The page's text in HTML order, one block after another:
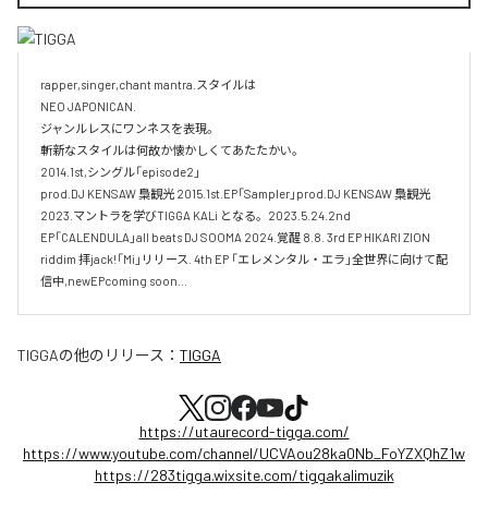
rapper,singer,chant mantra.スタイルは
NEO JAPONICAN.
ジャンルレスにワンネスを表現。
斬新なスタイルは何故か懐かしくてあたたかい。
2014.1st,シングル「episode2」
prod.DJ KENSAW 梟観光 2015.1st.EP「Sampler」prod.DJ KENSAW 梟観光
2023.マントラを学びTIGGA KALi となる。2023.5.24.2nd
EP「CALENDULA」all beats DJ SOOMA 2024.覚醒 8.8. 3rd EP HIKARI ZION
riddim 拝jack!「Mi」リリース. 4th EP 「エレメンタル・エラ」全世界に向けて配
TIGGAの他のリリース： TIGGA
https://utaurecord-tigga.com/
https://www.youtube.com/channel/UCVAou28ka0Nb_FoYZXQhZ1w
https://283tigga.wixsite.com/tiggakalimuzik